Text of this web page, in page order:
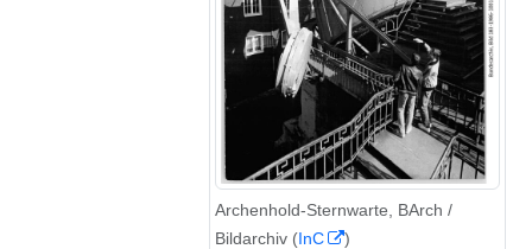
Archenhold-Sternwarte, BArch /
Bildarchiv (InC )